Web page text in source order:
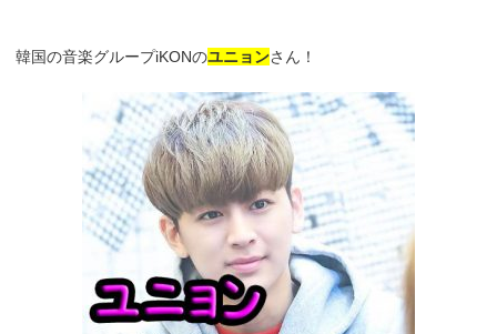
韓国の音楽グループiKONのユニョンさん！